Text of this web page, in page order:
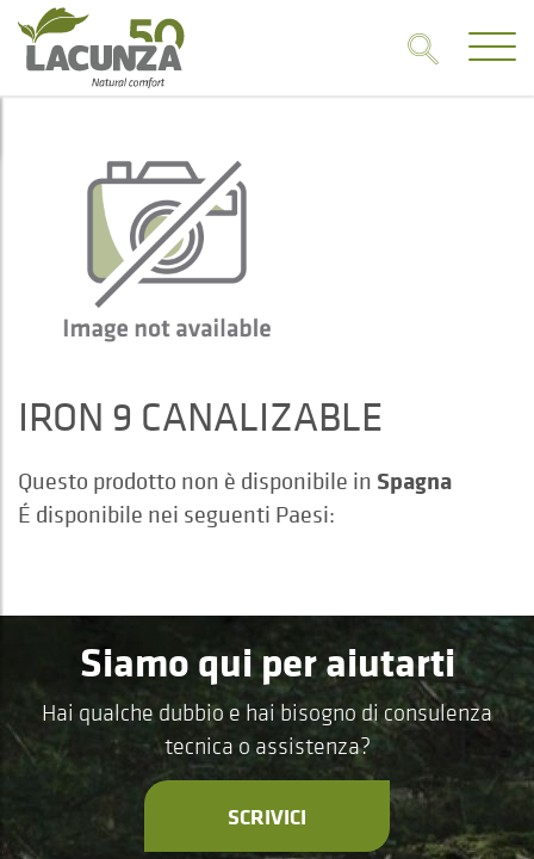
IRON 9 CANALIZABLE
Questo prodotto non è disponibile in Spagna
É disponibile nei seguenti Paesi:
Siamo qui per aiutarti
Hai qualche dubbio e hai bisogno di consulenza
tecnica o assistenza?
SCRIVICI